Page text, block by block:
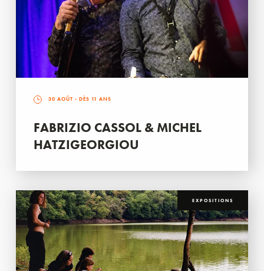
30 AOÛT - DÈS 11 ANS
FABRIZIO CASSOL & MICHEL
HATZIGEORGIOU
EXPOSITIONS